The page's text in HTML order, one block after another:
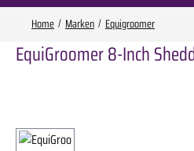
Home Marken Equigroomer
EquiGroomer 8-Inch
Bildergalerie überspringen